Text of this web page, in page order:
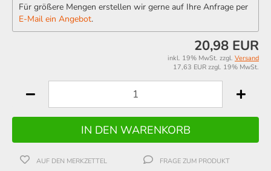
Für größere Mengen erstellen wir gerne auf Ihre Anfrage per
E-Mail ein Angebot.
20,98 EUR
inkl. 19% MwSt. zzgl. Versand
17,63 EUR zzgl. 19% MwSt.
AUF DEN MERKZETTEL FRAGE ZUM PRODUKT